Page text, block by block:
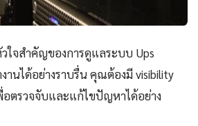
ใจสำคัญของการดูแลระบบ Ups
านได้อย่างราบรื่น คุณต้องมี visibility
ตรวจจับและแก้ไขปัญหาได้อย่าง